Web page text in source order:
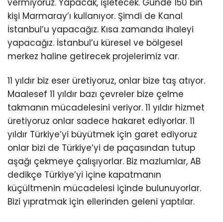
vermiyoruz. Yapacak, işletecek. Günde 150 bin
kişi Marmaray’ı kullanıyor. Şimdi de Kanal
İstanbul’u yapacağız. Kısa zamanda ihaleyi
yapacağız. İstanbul’u küresel ve bölgesel
merkez haline getirecek projelerimiz var.
11 yıldır biz eser üretiyoruz, onlar bize taş atıyor.
Maalesef 11 yıldır bazı çevreler bize çelme
takmanın mücadelesini veriyor. 11 yıldır hizmet
üretiyoruz onlar sadece hakaret ediyorlar. 11
yıldır Türkiye’yi büyütmek için garet ediyoruz
onlar bizi de Türkiye’yi de paçasından tutup
aşağı çekmeye çalışıyorlar. Biz mazlumlar, AB
dedikçe Türkiye’yi içine kapatmanın
küçültmenin mücadelesi içinde bulunuyorlar.
Bizi yıpratmak için ellerinden geleni yaptılar.